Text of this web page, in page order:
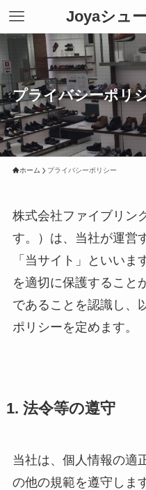
Joyaシュ
プライバシーポリ
ホーム プライバシーポリシー
株式会社ファイブリン
す。）は、当社が運営
「当サイト」といいま
を適切に保護すること
であることを認識し、
ポリシーを定めます。
1. 法令等の遵守
当社は、個人情報の適
の他の規範を遵守しま